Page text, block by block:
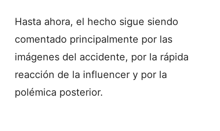
Hasta ahora, el hecho sigue siendo
comentado principalmente por las
imágenes del accidente, por la rápida
reacción de la influencer y por la
polémica posterior.